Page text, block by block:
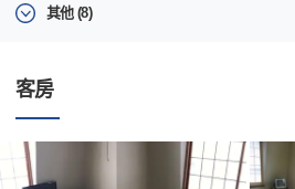
其他 (8)
客房